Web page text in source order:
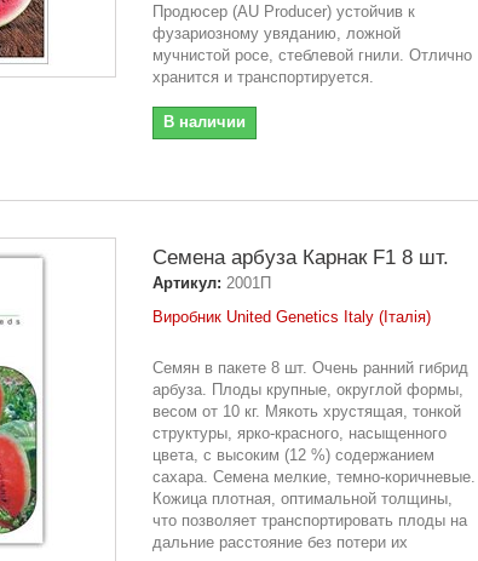
Продюсер (AU Producer) устойчив к
фузариозному увяданию, ложной
мучнистой росе, стеблевой гнили. Отлично
хранится и транспортируется.
В наличии
Семена арбуза Карнак F1 8 шт.
Артикул: 2001П
Виробник United Genetics Italy (Італія)
Семян в пакете 8 шт. Очень ранний гибрид
арбуза. Плоды крупные, округлой формы,
весом от 10 кг. Мякоть хрустящая, тонкой
структуры, ярко-красного, насыщенного
цвета, с высоким (12 %) содержанием
сахара. Семена мелкие, темно-коричневые.
Кожица плотная, оптимальной толщины,
что позволяет транспортировать плоды на
дальние расстояние без потери их